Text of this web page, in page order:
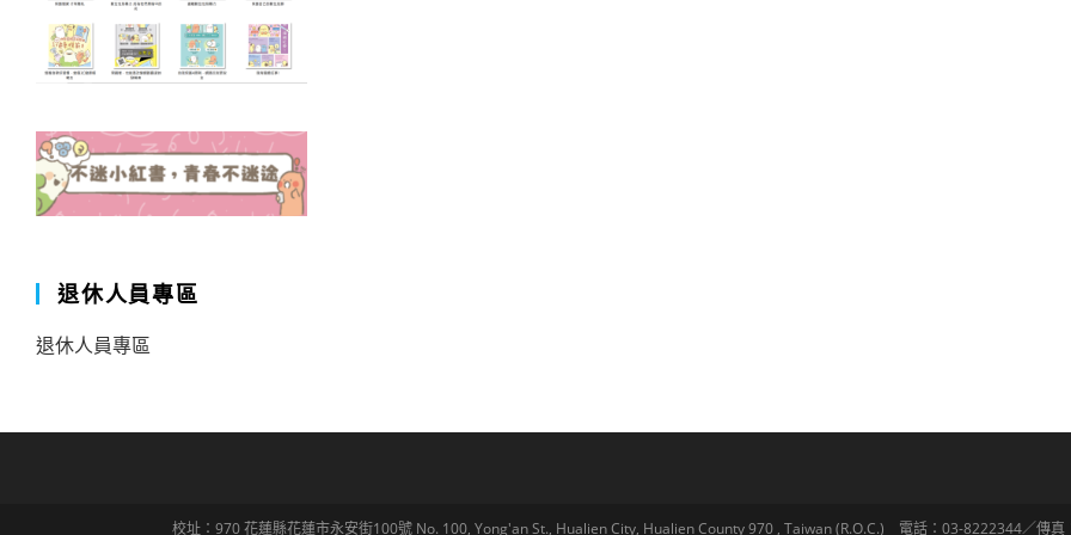
退休人員專區
退休人員專區
校址：970 花蓮縣花蓮市永安街100號 No. 100, Yong'an St., Hualien City, Hualien County 970 , Taiwan (R.O.C.) 電話：03-8222344／傳